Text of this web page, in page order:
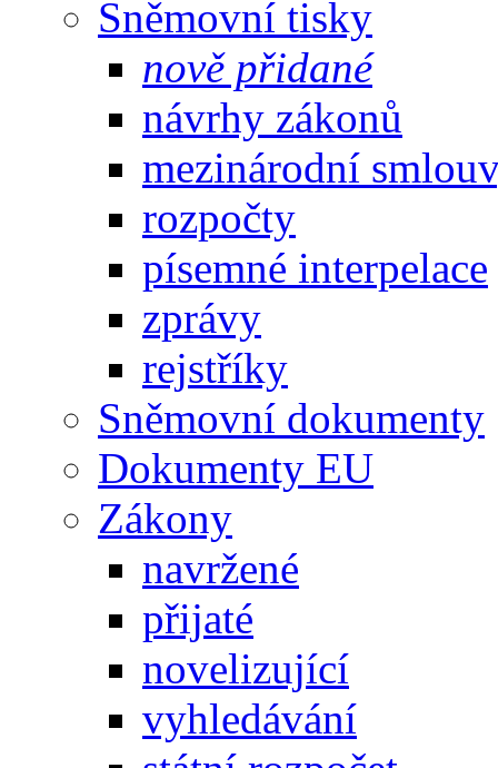
Sněmovní tisky
nově přidané
návrhy zákonů
mezinárodní
rozpočty
písemné interpelace
zprávy
rejstříky
Sněmovní dokumenty
Dokumenty EU
Zákony
navržené
přijaté
novelizující
vyhledávání